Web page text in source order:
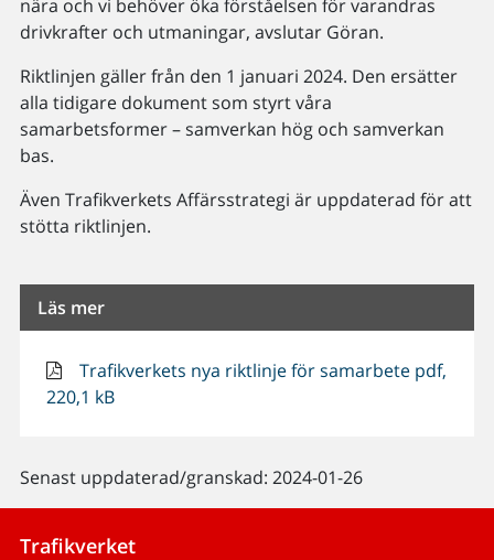
nära och vi behöver öka förståelsen för varandras
drivkrafter och utmaningar, avslutar Göran.
Riktlinjen gäller från den 1 januari 2024. Den ersätter
alla tidigare dokument som styrt våra
samarbetsformer – samverkan hög och samverkan
bas.
Även Trafikverkets Affärsstrategi är uppdaterad för att
stötta riktlinjen.
Läs mer
Trafikverkets nya riktlinje för samarbete pdf,
220,1 kB
Senast uppdaterad/granskad: 2024-01-26
Trafikverket